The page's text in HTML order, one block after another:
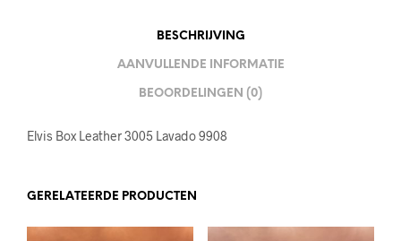
BESCHRIJVING
AANVULLENDE INFORMATIE
BEOORDELINGEN (0)
Elvis Box Leather 3005 Lavado 9908
GERELATEERDE PRODUCTEN